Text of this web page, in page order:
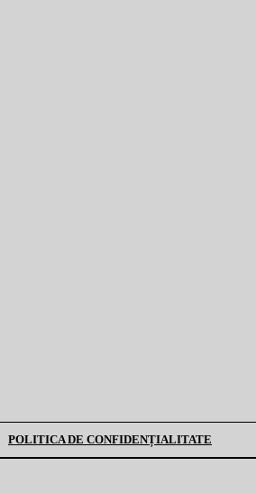
POLITICA DE CONFIDENȚIALITATE